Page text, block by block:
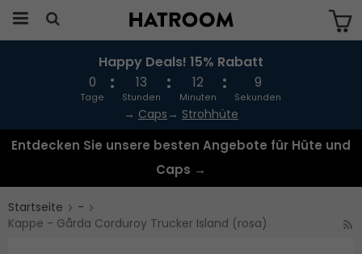
Das Produkt wurde in Ihren Warenkorb
gelegt
Happy Deals! 15% Rabatt
0
Tage
13
Stunden
12
Minuten
9
Sekunden
→ Caps → Strohhüte
Entdecken Sie unsere besten Angebote für Hüte und
Caps →
Startseite
-
Kappe - Gårda Corduroy Trucker Island (rosa)